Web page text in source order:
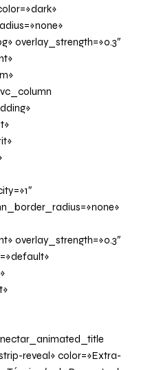
overlay_strength=»0.3″
overlay_strength=»0.3″
reveal» color=»Extra-